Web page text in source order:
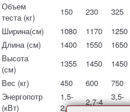
Объем
теста (кг)
150 230 325
Ширина(см)
1080 1170 1250
Длина (см)
1400 1550 1650
Высота
(см)
1355 1450 1450
Вес (кг)
450 600 750
Энергопотр
(кВт)
1,5-
2,5
2,7-4
3,5-
5,5